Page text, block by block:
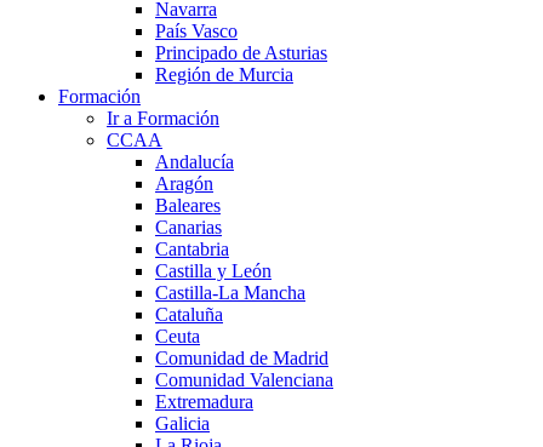
Navarra
País Vasco
Principado de Asturias
Región de Murcia
Formación
Ir a Formación
CCAA
Andalucía
Aragón
Baleares
Canarias
Cantabria
Castilla y León
Castilla-La Mancha
Cataluña
Ceuta
Comunidad de Madrid
Comunidad Valenciana
Extremadura
Galicia